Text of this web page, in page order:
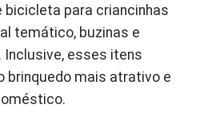
para criancinhas
temático, buzinas e
esses itens
brinquedo mais atrativo e